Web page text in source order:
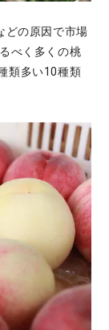
どの原因で市場
べく多くの桃
類多い10種類